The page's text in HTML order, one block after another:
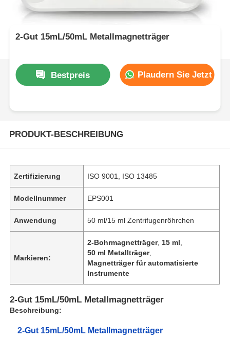
2-Gut 15mL/50mL Metallmagnetträger
Bestpreis Plaudern Sie Jetzt
PRODUKT-BESCHREIBUNG
Zertifizierung ISO 9001, ISO 13485
Modellnummer EPS001
Anwendung 50 ml/15 ml Zentrifugenröhrchen
Markieren:
2-Bohrmagnetträger, 15 ml
50 ml Metallträger,
Magnetträger für automatisierte
Instrumente
2-Gut 15mL/50mL Metallmagnetträger
Beschreibung:
2-Gut 15mL/50mL Metallmagnetträger